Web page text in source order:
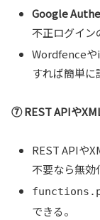
Google
不正ログイン
Wordfence
すれば簡単に
⑦ REST APIや
REST APIや
不要なら無効
できる。